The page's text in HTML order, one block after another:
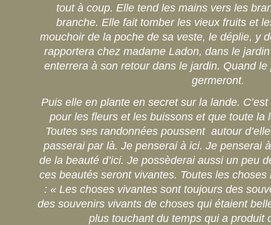
tout à coup. Elle tend les mains vers les
branche. Elle fait tomber les vieux fruits et
mouchoir de la poche de sa veste, le déplie, y
rapportera chez madame Ladon, dans le
enterrera à son retour dans le jardin. Quand
germeront.
Puis elle en plante en secret sur la lande.
pour les fleurs et les buissons et que toute la
Toutes ses randonnées poussent autour
passerai par là. Je penserai à ici. Je penserai
de la beauté d’ici. Je possèderai aussi un peu
ces beautés seront vivantes. Toutes les
: « Les choses vivantes sont toujours des
des souvenirs vivants de choses qui étaient
plus touchant du temps qui a